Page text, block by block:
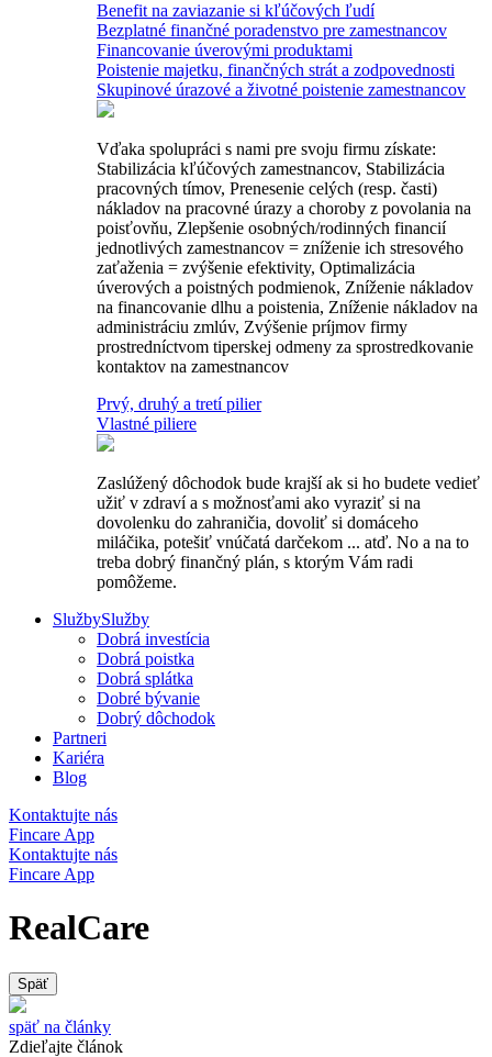
Benefit na zaviazanie si kľúčových ľudí
Bezplatné finančné poradenstvo pre zamestnancov
Financovanie úverovými produktami
Poistenie majetku, finančných strát a zodpovednosti
Skupinové úrazové a životné poistenie zamestnancov
Vďaka spolupráci s nami pre svoju firmu získate:
Stabilizácia kľúčových zamestnancov, Stabilizácia
pracovných tímov, Prenesenie celých (resp. časti)
nákladov na pracovné úrazy a choroby z povolania na
poisťovňu, Zlepšenie osobných/rodinných financií
jednotlivých zamestnancov = zníženie ich stresového
zaťaženia = zvýšenie efektivity, Optimalizácia
úverových a poistných podmienok, Zníženie nákladov
na financovanie dlhu a poistenia, Zníženie nákladov na
administráciu zmlúv, Zvýšenie príjmov firmy
prostredníctvom tiperskej odmeny za sprostredkovanie
kontaktov na zamestnancov
Prvý, druhý a tretí pilier
Vlastné piliere
Zaslúžený dôchodok bude krajší ak si ho budete vedieť
užiť v zdraví a s možnosťami ako vyraziť si na
dovolenku do zahraničia, dovoliť si domáceho
miláčika, potešiť vnúčatá darčekom ... atď. No a na to
treba dobrý finančný plán, s ktorým Vám radi
pomôžeme.
SlužbySlužby
Dobrá investícia
Dobrá poistka
Dobrá splátka
Dobré bývanie
Dobrý dôchodok
Partneri
Kariéra
Blog
Kontaktujte nás
Fincare App
Kontaktujte nás
Fincare App
RealCare
Späť
späť na články
Zdieľajte článok